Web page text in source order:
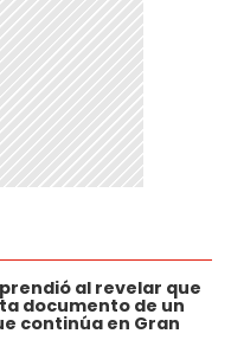
al revelar que
documento de un
continúa en Gran